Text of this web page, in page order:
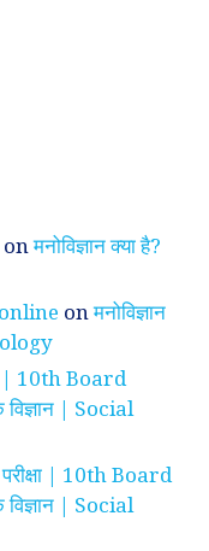
onमनोविज्ञान क्या है?
onमनोविज्ञान
| 10th Board
| Social
| 10th Board
| Social